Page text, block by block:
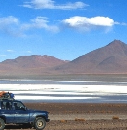
INDIPENDENTE DAL 2004